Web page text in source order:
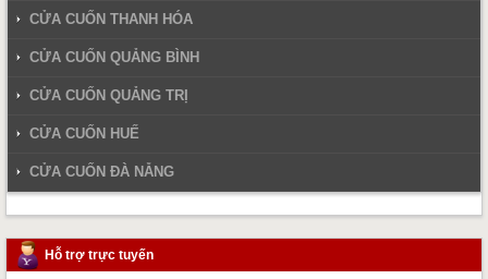
CỬA CUỐN THANH HÓA
CỬA CUỐN QUẢNG BÌNH
CỬA CUỐN QUẢNG TRỊ
CỬA CUỐN HUẾ
CỬA CUỐN ĐÀ NẴNG
Hỗ trợ trực tuyến